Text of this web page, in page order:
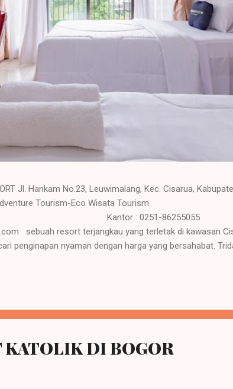
Jl. Hankam No.23, Leuwimalang, Kec. Cisarua,
Adventure Tourism-Eco Wisata Tourism
Resto. Kantor : 0251-86255055
resort terjangkau yang terletak di kawasan
penginapan nyaman dengan harga yang bersahabat.
KATOLIK DI BOGOR